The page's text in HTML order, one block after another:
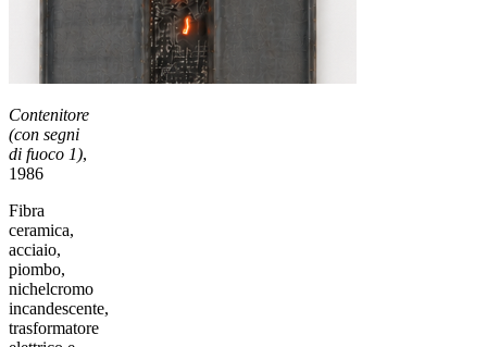
Contenitore
(con segni
di fuoco 1),
1986
Fibra
ceramica,
acciaio,
piombo,
nichelcromo
incandescente,
trasformatore